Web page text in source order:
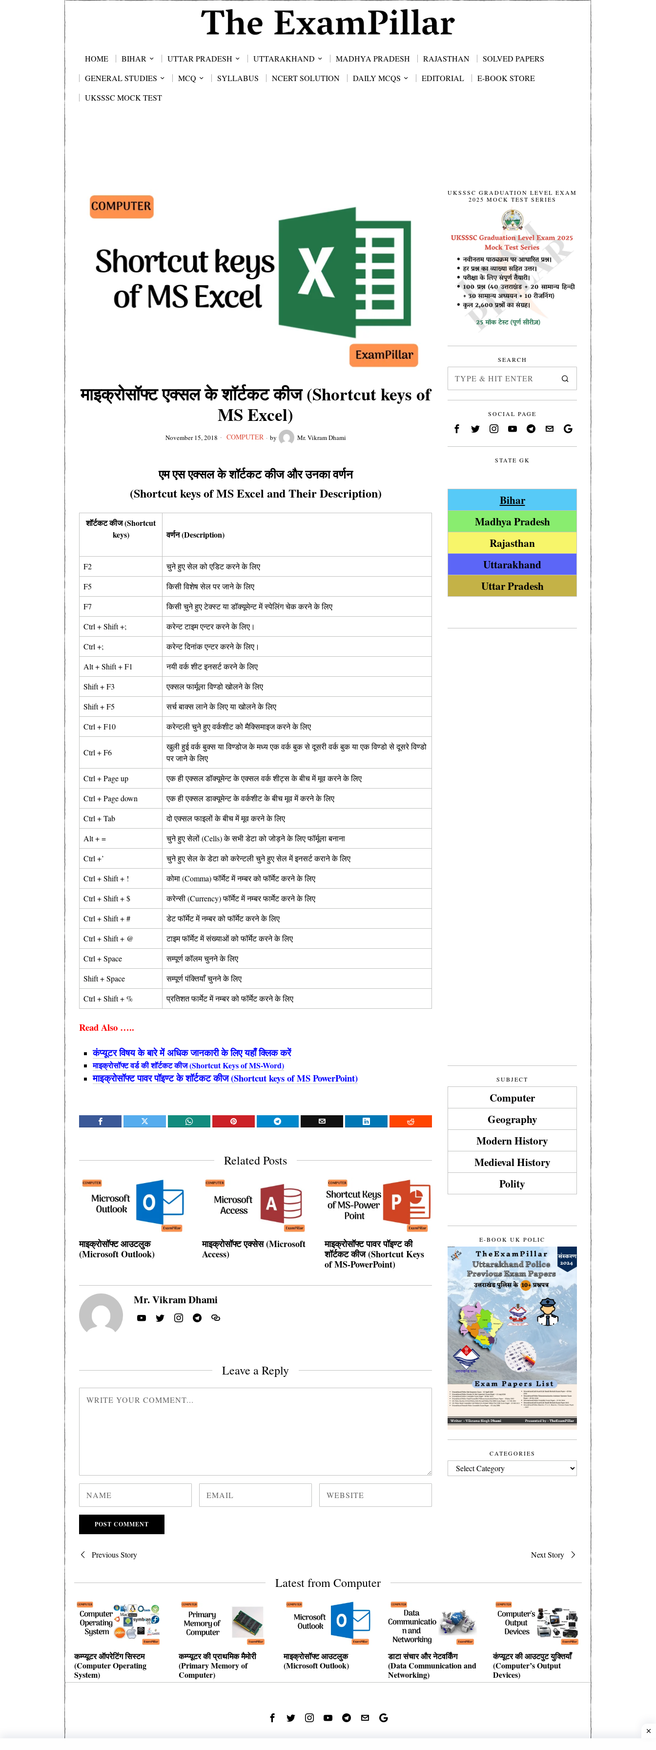
HOME BIHAR UTTAR PRADESH UTTARAKHAND MADHYA PRADESH RAJASTHAN
SOLVED PAPERS
GENERAL STUDIES
MCQ SYLLABUS NCERT SOLUTION DAILY MCQS EDITORIAL
E-BOOK STORE
UKSSSC MOCK TEST
माइक्रोसॉफ्ट एक्सल के शॉर्टकट कीज (Shortcut keys of
MS Excel)
November 15, 2018 COMPUTER by Mr. Vikram Dhami
एम एस एक्सल के शॉर्टकट कीज और उनका वर्णन
(Shortcut keys of MS Excel and Their Description)
शॉर्टकट कीज (Shortcut
keys)
वर्णन (Description)
F2
चुने हुए सेल को एडिट करने के लिए
F5
किसी विशेष सेल पर जाने के लिए
F7
किसी चुने हुए टेक्स्ट या डॉक्यूमेन्ट में स्पेलिंग चेक करने के लिए
Ctrl + Shift +;
करेन्ट टाइम एन्टर करने के लिए।
Ctrl +;
करेन्ट दिनांक एन्टर करने के लिए।
Alt + Shift + F1
नयी वर्क शीट इनसर्ट करने के लिए
Shift + F3
एक्सल फार्मूला विण्डो खोलने के लिए
Shift + F5
सर्च बाक्स लाने के लिए या खोलने के लिए
Ctrl + F10
करेन्टली चुने हुए वर्कशीट को मैक्सिमाइज करने के लिए
Ctrl + F6
खुली हुई वर्क बुक्स या विण्डोज के मध्य एक वर्क बुक से दूसरी वर्क बुक या एक विण्डो से दूसरे विण्डो
पर जाने के लिए
Ctrl + Page up
एक ही एक्सल डॉक्यूमेन्ट के एक्सल वर्क शीट्स के बीच में मूव करने के लिए
Ctrl + Page down
एक ही एक्सल डाक्यूमेन्ट के वर्कशीट के बीच मूव में करने के लिए
Ctrl + Tab
दो एक्सल फाइलों के बीच में मूव करने के लिए
Alt + =
चुने हुए सेलों (Cells) के सभी डेटा को जोड़ने के लिए फॉर्मूला बनाना
Ctrl +’
चुने हुए सेल के डेटा को करेन्टली चुने हुए सेल में इनसर्ट कराने के लिए
Ctrl + Shift + !
कोमा (Comma) फॉर्मेट में नम्बर को फॉर्मेट करने के लिए
Ctrl + Shift + $
करेन्सी (Currency) फॉर्मेट में नम्बर फार्मेट करने के लिए
Ctrl + Shift + #
डेट फॉर्मेट में नम्बर को फॉर्मेट करने के लिए
Ctrl + Shift + @
टाइम फॉर्मेट में संख्याओं को फॉर्मेट करने के लिए
Ctrl + Space
सम्पूर्ण कॉलम चुनने के लिए
Shift + Space
सम्पूर्ण पंक्तियाँ चुनने के लिए
Ctrl + Shift + %
प्रतिशत फार्मेट में नम्बर को फॉर्मेट करने के लिए
Read Also …..
कंप्यूटर विषय के बारे में अधिक जानकारी के लिए यहाँ क्लिक करें
माइक्रोसॉफ्ट वर्ड की शॉर्टकट कीज (Shortcut Keys of MS-Word)
माइक्रोसॉफ्ट पावर पॉइण्ट के शॉर्टकट कीज (Shortcut keys of MS PowerPoint)
Related Posts
माइक्रोसॉफ्ट आउटलुक
(Microsoft Outlook)
माइक्रोसॉफ्ट एक्सेस (Microsoft
Access)
माइक्रोसॉफ्ट पावर पॉइण्ट की
शॉर्टकट कीज (Shortcut Keys
of MS-PowerPoint)
Mr. Vikram Dhami
Leave a Reply
UKSSSC GRADUATION LEVEL EXAM
2025 MOCK TEST SERIES
SEARCH
SOCIAL PAGE
STATE GK
Bihar
Madhya Pradesh
Rajasthan
Uttarakhand
Uttar Pradesh
SUBJECT
Computer
Geography
Modern History
Medieval History
Polity
E-BOOK UK POLIC
CATEGORIES
CATEGORIES
Post
Previous Story Next Story
Latest from Computer
कम्प्यूटर ऑपरेटिंग सिस्टम
(Computer Operating
System)
कम्प्यूटर की प्राथमिक मैमोरी
(Primary Memory of
Computer)
माइक्रोसॉफ्ट आउटलुक
(Microsoft Outlook)
डाटा संचार और नेटवर्किंग
(Data Communication and
Networking)
कंप्यूटर की आउटपुट युक्तियाँ
(Computer’s Output
Devices)